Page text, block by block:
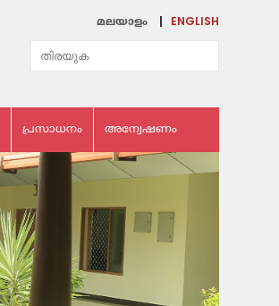
മലയാളം ENGLISH
പ്രസാധനം അന്വേഷണം